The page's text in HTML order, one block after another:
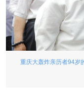
重庆大轰炸亲历者94岁